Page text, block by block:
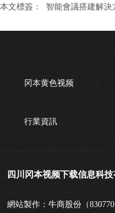
本文標簽： 智能會議搭建解決
冈本黄色视频
行業資訊
四川冈本视频下载信息科技
網站製作：牛商股份（830770